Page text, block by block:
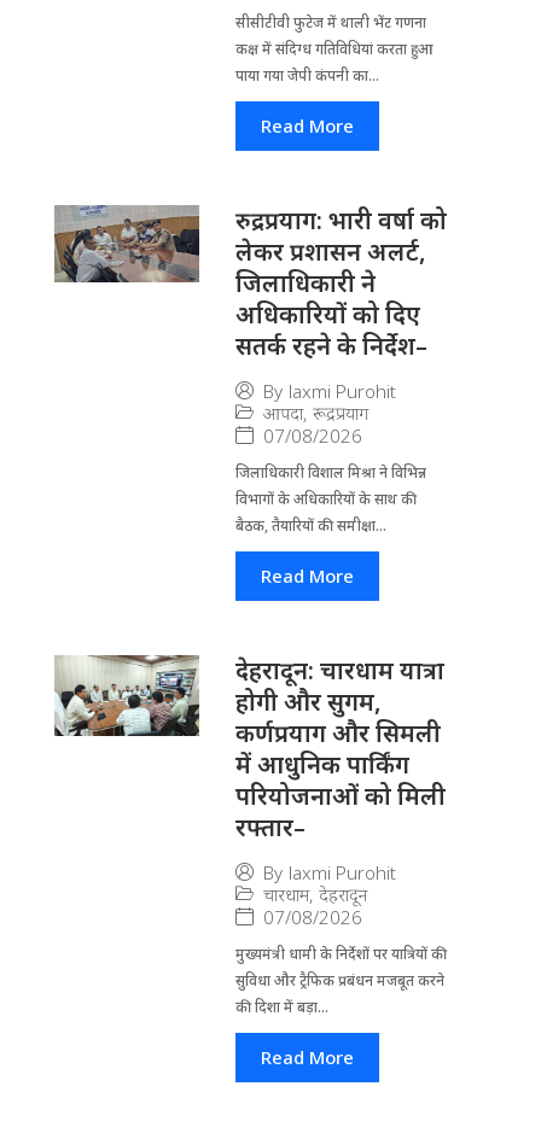
सीसीटीवी फुटेज में थाली भेंट गणना
कक्ष में संदिग्ध गतिविधियां करता हुआ
पाया गया जेपी कंपनी का...
Read More
रुद्रप्रयाग: भारी वर्षा को
लेकर प्रशासन अलर्ट,
जिलाधिकारी ने
अधिकारियों को दिए
सतर्क रहने के निर्देश–
By laxmi Purohit
आपदा, रूद्रप्रयाग
07/08/2026
जिला​धिकारी विशाल मिश्रा ने वि​भिन्न
विभागों के अ​धिकारियों के साथ की
बैठक, तैयारियों की समीक्षा...
Read More
देहरादून: चारधाम यात्रा
होगी और सुगम,
कर्णप्रयाग और सिमली
में आधुनिक पार्किंग
परियोजनाओं को मिली
रफ्तार–
By laxmi Purohit
चारधाम, देहरादून
07/08/2026
मुख्यमंत्री धामी के निर्देशों पर यात्रियों की
सुविधा और ट्रैफिक प्रबंधन मजबूत करने
की दिशा में बड़ा...
Read More